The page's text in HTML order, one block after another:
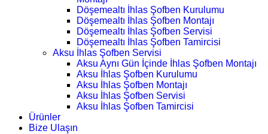
Döşemealtı İhlas Şofben Kurulumu
Döşemealtı İhlas Şofben Montajı
Döşemealtı İhlas Şofben Servisi
Döşemealtı İhlas Şofben Tamircisi
Aksu İhlas Şofben Servisi
Aksu Aynı Gün İçinde İhlas Şofben Montajı
Aksu İhlas Şofben Kurulumu
Aksu İhlas Şofben Montajı
Aksu İhlas Şofben Servisi
Aksu İhlas Şofben Tamircisi
Ürünler
Bize Ulaşın